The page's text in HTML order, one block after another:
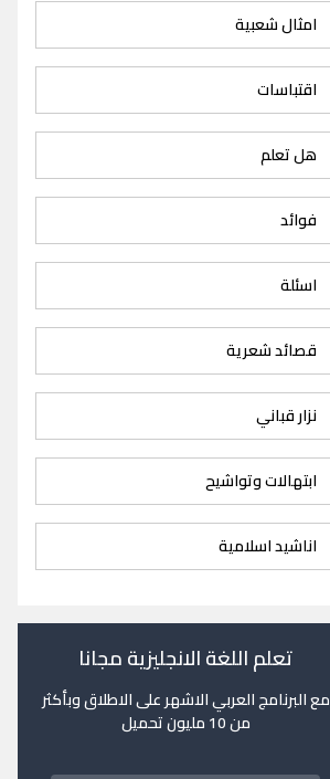
امثال شعبية
اقتباسات
هل تعلم
فوائد
اسئلة
قصائد شعرية
نزار قباني
ابتهالات وتواشيح
اناشيد اسلامية
تعلم اللغة الانجليزية مجانا
مع البرنامج العربي الاشهر على الاطلاق وبأكثر
من 10 مليون تحميل